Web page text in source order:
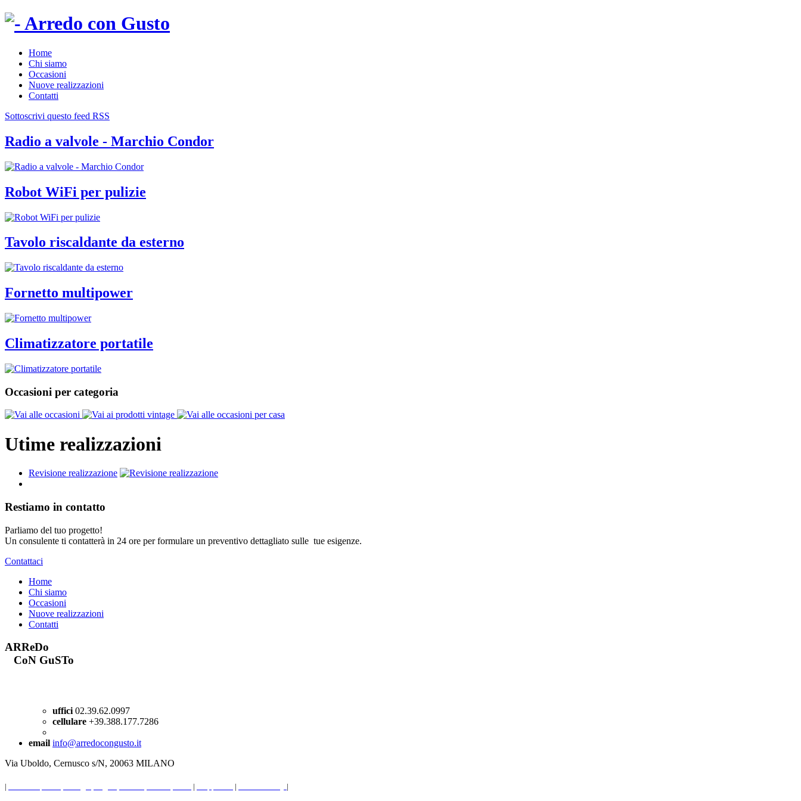
Home
Chi siamo
Occasioni
Nuove realizzazioni
Contatti
Sottoscrivi questo feed RSS
Radio a valvole - Marchio Condor
Robot WiFi per pulizie
Tavolo riscaldante da esterno
Fornetto multipower
Climatizzatore portatile
Occasioni per categoria
Utime realizzazioni
Revisione realizzazione
Restiamo in contatto
Parliamo del tuo progetto!
Un consulente ti contatterà in 24 ore per formulare un preventivo dettagliato sulle tue esigenze.
Contattaci
Home
Chi siamo
Occasioni
Nuove realizzazioni
Contatti
ARReDo
CoN GuSTo
uffici 02.39.62.0997
cellulare +39.388.177.7286
email info@arredocongusto.it
Via Uboldo, Cernusco s/N, 20063 MILANO
| | | |